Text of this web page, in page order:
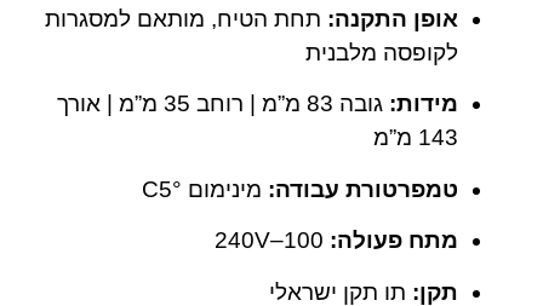
אופן התקנה: תחת הטיח, מותאם למסגרות
לקופסה מלבנית
מידות:
גובה 83 מ”מ | רוחב 35 מ”מ | אורך
143 מ”מ
טמפרטורת עבודה: מינימום °C5
מתח פעולה:
תקן: תו תקן ישראלי